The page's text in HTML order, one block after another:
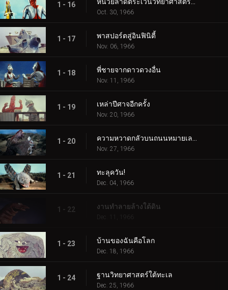
1 - 16
Oct. 30, 1966
1 - 17 พาสปอร์ตสู่อินฟินิตี้
Nov. 06, 1966
1 - 18 พี่ชายจากดาวดวงอื่น
Nov. 11, 1966
1 - 19 เหล่าปีศาจอีกครั้ง
Nov. 20, 1966
1 - 20
Nov. 27, 1966
1 - 21 ทะลุควัน!
Dec. 04, 1966
1 - 22 งานทำลายล้างใต้ดิน
Dec. 11, 1966
1 - 23 บ้านของฉันคือโลก
Dec. 18, 1966
1 - 24 ฐานวิทยาศาสตร์ใต้ทะเล
Dec. 25, 1966